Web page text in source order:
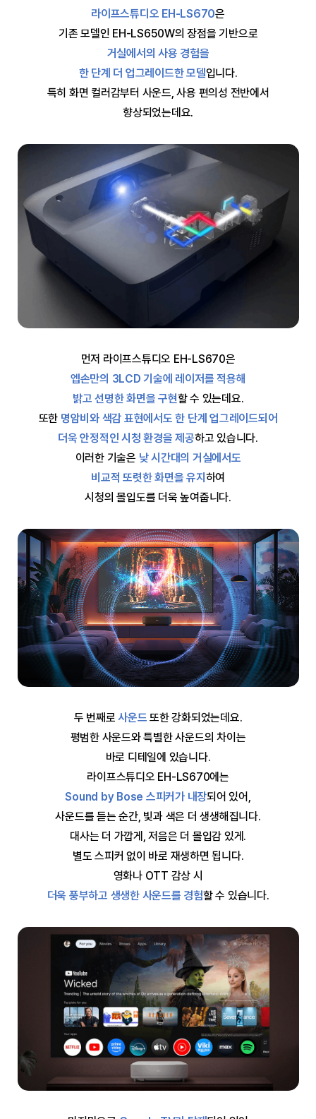
라이프스튜디오 EH-LS670은
기존 모델인 EH-LS650W의 장점을 기반으로
거실에서의 사용 경험을
한 단계 더 업그레이드한 모델입니다.
특히 화면 컬러감부터 사운드, 사용 편의성 전반에서
향상되었는데요.
먼저 라이프스튜디오 EH-LS670은
엡손만의 3LCD 기술에 레이저를 적용해
밝고 선명한 화면을 구현할 수 있는데요.
또한 명암비와 색감 표현에서도 한 단계 업그레이드되어
더욱 안정적인 시청 환경을 제공하고 있습니다.
이러한 기술은 낮 시간대의 거실에서도
비교적 또렷한 화면을 유지 하여
시청의 몰입도를 더욱 높여줍니다.
두 번째로사운드 또한 강화되었는데요.
평범한 사운드와 특별한 사운드의 차이는
바로 디테일에 있습니다.
라이프스튜디오 EH-LS670에는
Sound by Bose 스피커가 내장되어 있어,
사운드를 듣는 순간, 빛과 색은 더 생생해집니다.
대사는 더 가깝게, 저음은 더 몰입감 있게.
별도 스피커 없이 바로 재생하면 됩니다.
영화나 OTT 감상 시
더욱 풍부하고 생생한 사운드를 경험할 수 있습니다.